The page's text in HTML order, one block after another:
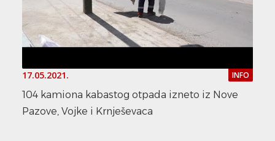
17.05.2021. INFO
104 kamiona kabastog otpada izneto iz Nove
Pazove, Vojke i Krnješevaca